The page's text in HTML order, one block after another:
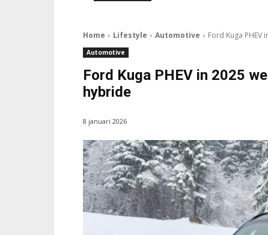
Home Lifestyle Automotive Ford Kuga
Automotive
Ford Kuga PHEV in 2025
hybride
8 januari 2026